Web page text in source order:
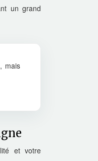
un grand
mais
et votre